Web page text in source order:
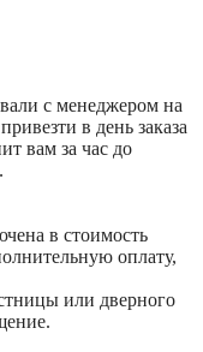
с менеджером на
в день заказа
вам за час до
в стоимость
оплату,
или дверного